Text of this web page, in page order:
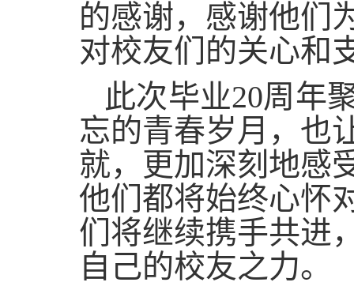
的感谢，感谢他们
对校友们的关心和
此次毕业20周年
忘的青春岁月，也
就，更加深刻地感
他们都将始终心怀
们将继续携手共进
自己的校友之力。